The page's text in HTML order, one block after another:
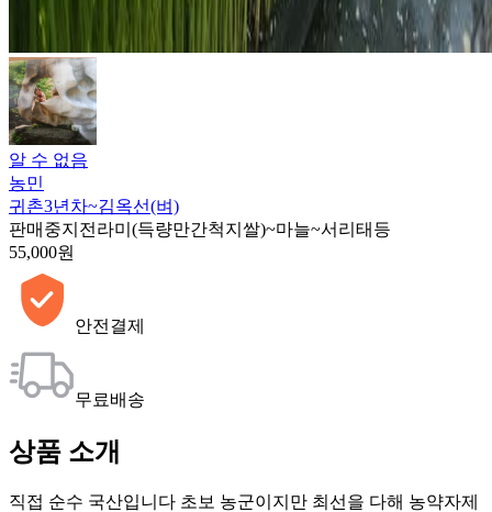
알 수 없음
농민
귀촌3년차~김옥선(벼)
판매중지 전라미(득량만간척지쌀)~마늘~서리태등
55,000원
안전결제
무료배송
상품 소개
직접 순수 국산입니다 초보 농군이지만 최선을 다해 농약자제